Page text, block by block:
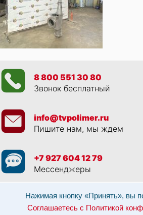
Нажимая кнопку «Принять», вы
Соглашаетесь с Политикой
8 800 551 30 80
Звонок бесплатный
info@tvpolimer.ru
Пишите нам, мы ждем
+7 927 604 12 79
Мессенджеры
Просматривая данный веб сайт, и обращаясь
Разрешаете обработку персональных данных